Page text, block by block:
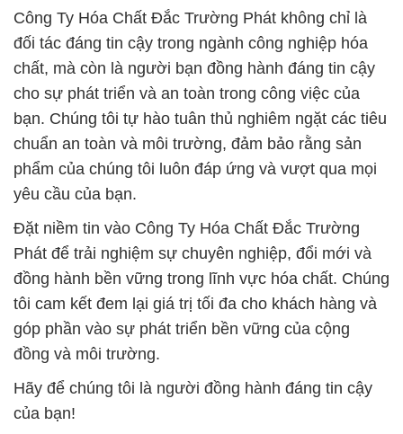
Công Ty Hóa Chất Đắc Trường Phát không chỉ là
đối tác đáng tin cậy trong ngành công nghiệp hóa
chất, mà còn là người bạn đồng hành đáng tin cậy
cho sự phát triển và an toàn trong công việc của
bạn. Chúng tôi tự hào tuân thủ nghiêm ngặt các tiêu
chuẩn an toàn và môi trường, đảm bảo rằng sản
phẩm của chúng tôi luôn đáp ứng và vượt qua mọi
yêu cầu của bạn.
Đặt niềm tin vào Công Ty Hóa Chất Đắc Trường
Phát để trải nghiệm sự chuyên nghiệp, đổi mới và
đồng hành bền vững trong lĩnh vực hóa chất. Chúng
tôi cam kết đem lại giá trị tối đa cho khách hàng và
góp phần vào sự phát triển bền vững của cộng
đồng và môi trường.
Hãy để chúng tôi là người đồng hành đáng tin cậy
của bạn!